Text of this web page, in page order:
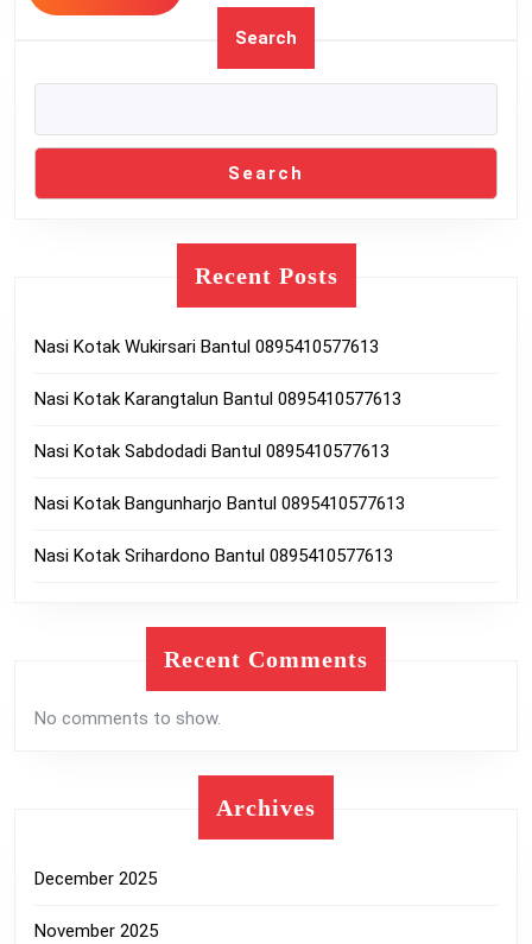
More
Search
Search
Recent Posts
Nasi Kotak Wukirsari Bantul 0895410577613
Nasi Kotak Karangtalun Bantul 0895410577613
Nasi Kotak Sabdodadi Bantul 0895410577613
Nasi Kotak Bangunharjo Bantul 0895410577613
Nasi Kotak Srihardono Bantul 0895410577613
Recent Comments
No comments to show.
Archives
December 2025
November 2025